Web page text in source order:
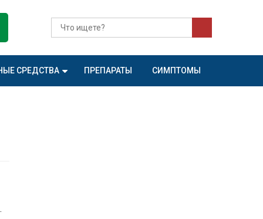
СРЕДСТВА ПРЕПАРАТЫ СИМПТОМЫ